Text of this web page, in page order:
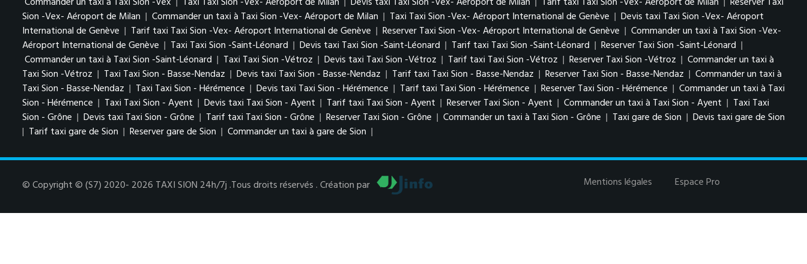
Sion -Vex- Aéroport de Milan | Commander un taxi à Taxi Sion -Vex- Aéroport de Milan | Taxi Taxi Sion -Vex- Aéroport International de Genève | Devis taxi Taxi Sion -Vex- Aéroport
International de Genève | Tarif taxi Taxi Sion -Vex- Aéroport International de Genève | Reserver Taxi Sion -Vex- Aéroport International de Genève | Commander un taxi à Taxi Sion -Vex-
Aéroport International de Genève | Taxi Taxi Sion -Saint-Léonard | Devis taxi Taxi Sion -Saint-Léonard | Tarif taxi Taxi Sion -Saint-Léonard | Reserver Taxi Sion -Saint-Léonard |
Commander un taxi à Taxi Sion -Saint-Léonard | Taxi Taxi Sion -Vétroz | Devis taxi Taxi Sion -Vétroz | Tarif taxi Taxi Sion -Vétroz | Reserver Taxi Sion -Vétroz | Commander un taxi à
Taxi Sion -Vétroz | Taxi Taxi Sion - Basse-Nendaz | Devis taxi Taxi Sion - Basse-Nendaz | Tarif taxi Taxi Sion - Basse-Nendaz | Reserver Taxi Sion - Basse-Nendaz | Commander un taxi à
Taxi Sion - Basse-Nendaz | Taxi Taxi Sion - Hérémence | Devis taxi Taxi Sion - Hérémence | Tarif taxi Taxi Sion - Hérémence | Reserver Taxi Sion - Hérémence | Commander un taxi à Taxi
Sion - Hérémence | Taxi Taxi Sion - Ayent | Devis taxi Taxi Sion - Ayent | Tarif taxi Taxi Sion - Ayent | Reserver Taxi Sion - Ayent | Commander un taxi à Taxi Sion - Ayent | Taxi Taxi
Sion - Grône | Devis taxi Taxi Sion - Grône | Tarif taxi Taxi Sion - Grône | Reserver Taxi Sion - Grône | Commander un taxi à Taxi Sion - Grône | Taxi gare de Sion | Devis taxi gare de Sion
| Tarif taxi gare de Sion | Reserver gare de Sion | Commander un taxi à gare de Sion |
© Copyright © (S7) 2020- 2026 TAXI SION 24h/7j .Tous droits réservés . Création par Mentions légales Espace Pro